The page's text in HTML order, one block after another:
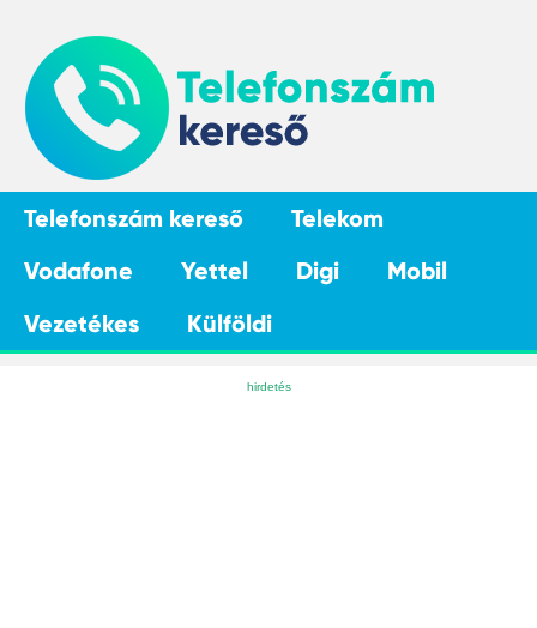
Telefonszám kereső
Telekom
Vodafone
Yettel Digi
Mobil
Vezetékes
Külföldi